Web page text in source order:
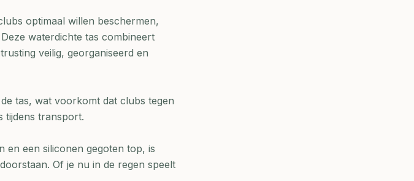
optimaal willen beschermen,
waterdichte tas combineert
veilig, georganiseerd en
tas, wat voorkomt dat clubs tegen
tijdens transport.
en een siliconen gegoten top, is
Of je nu in de regen speelt